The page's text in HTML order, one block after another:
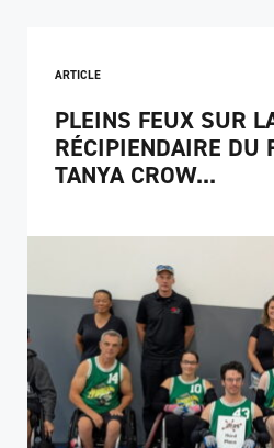
ARTICLE
PLEINS FEUX SUR
RÉCIPIENDAIRE DU
TANYA CROW...